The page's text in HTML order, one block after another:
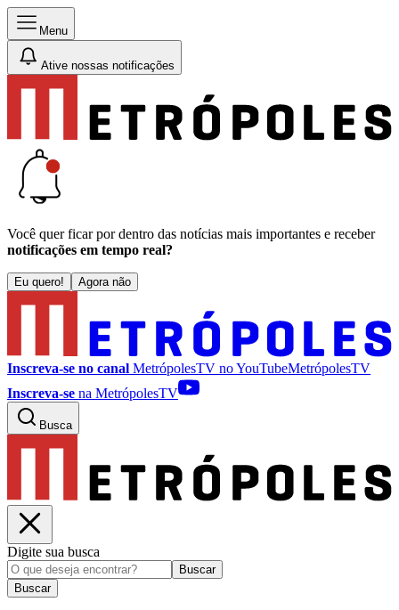
Menu
Ative nossas notificações
Você quer ficar por dentro das notícias mais importantes e receber
notificações em tempo real?
Eu quero! Agora não
Inscreva-se no canal MetrópolesTV noYouTubeMetrópolesTV
Inscreva-se na MetrópolesTV
Busca
Digite sua busca
Buscar
Buscar